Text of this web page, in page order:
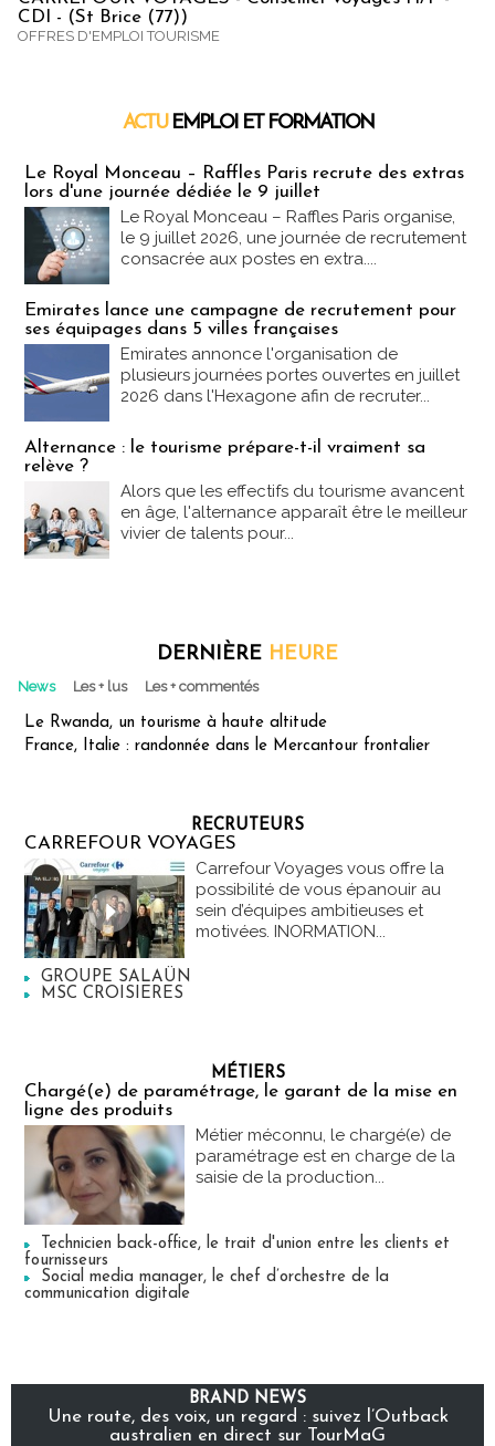
CDI - (St Brice (77))
OFFRES D'EMPLOI TOURISME
ACTU EMPLOI ET FORMATION
Le Royal Monceau – Raffles Paris recrute des extras
lors d'une journée dédiée le 9 juillet
Le Royal Monceau – Raffles Paris organise,
le 9 juillet 2026, une journée de recrutement
consacrée aux postes en extra....
Emirates lance une campagne de recrutement pour
ses équipages dans 5 villes françaises
Emirates annonce l'organisation de
plusieurs journées portes ouvertes en juillet
2026 dans l'Hexagone afin de recruter...
Alternance : le tourisme prépare-t-il vraiment sa
relève ?
Alors que les effectifs du tourisme avancent
en âge, l'alternance apparaît être le meilleur
vivier de talents pour...
DERNIÈRE HEURE
News Les + lus Les + commentés
Le Rwanda, un tourisme à haute altitude
France, Italie : randonnée dans le Mercantour frontalier
RECRUTEURS
CARREFOUR VOYAGES
Carrefour Voyages vous offre la
possibilité de vous épanouir au
sein d’équipes ambitieuses et
motivées. INORMATION...
GROUPE SALAÜN
MSC CROISIERES
MÉTIERS
Chargé(e) de paramétrage, le garant de la mise en
ligne des produits
Métier méconnu, le chargé(e) de
paramétrage est en charge de la
saisie de la production...
Technicien back-office, le trait d'union entre les clients et
fournisseurs
Social media manager, le chef d’orchestre de la
communication digitale
BRAND NEWS
Une route, des voix, un regard : suivez l’Outback
australien en direct sur TourMaG